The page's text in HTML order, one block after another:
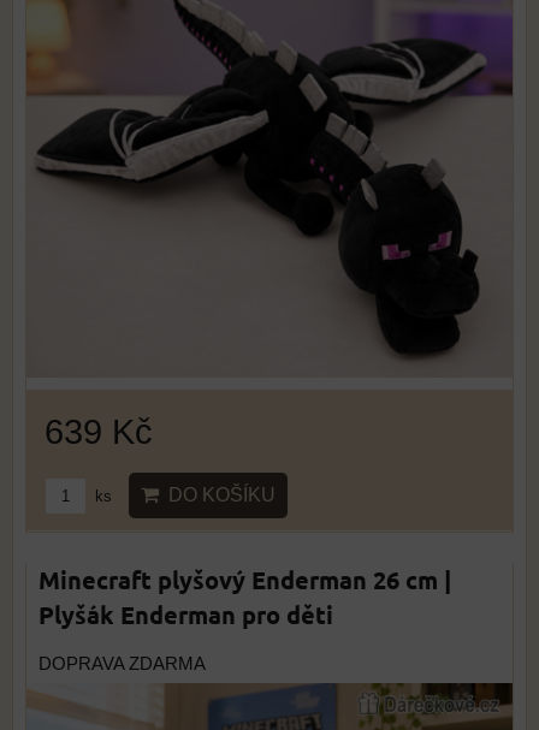
639 Kč
ks DO KOŠÍKU
Minecraft plyšový Enderman 26 cm |
Plyšák Enderman pro děti
DOPRAVA ZDARMA